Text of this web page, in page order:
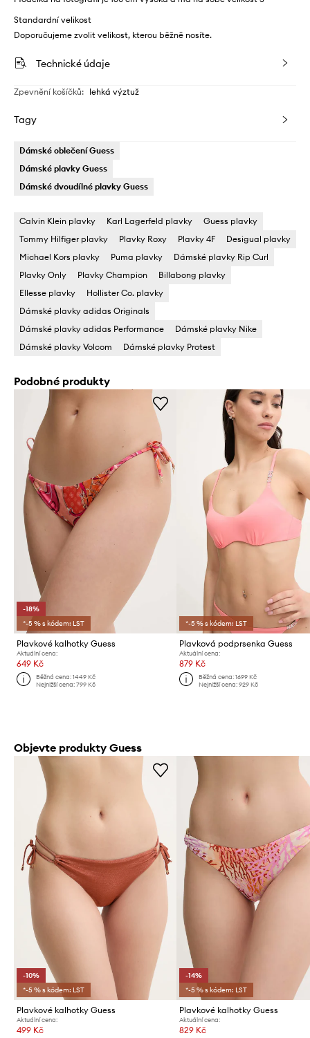
Standardní velikost
Doporučujeme zvolit velikost, kterou běžně nosíte.
Technické údaje
Zpevnění košíčků: lehká výztuž
Tagy
Dámské oblečení Guess
Dámské plavky Guess
Dámské dvoudílné plavky Guess
Calvin Klein plavky Karl Lagerfeld plavky
Guess plavky
Tommy Hilfiger plavky
Plavky Roxy Plavky 4F
Desigual plavky
Michael Kors plavky
Puma plavky
Dámské plavky Rip Curl
Plavky Only
Plavky Champion
Billabong plavky
Ellesse plavky
Hollister Co. plavky
Dámské plavky adidas Originals
Dámské plavky adidas Performance
Dámské plavky Nike
Dámské plavky Volcom
Dámské plavky Protest
Podobné produkty
-18%
*-5 % s kódem: LST
Plavkové kalhotky Guess
Aktuální cena:
649 Kč
Běžná cena:1449 Kč
Nejnižší cena:799 Kč
*-5 % s kódem: LST
Plavková podprsenka Guess
Aktuální cena:
879 Kč
Běžná cena: 1699 Kč
Nejnižší cena: 929 Kč
Objevte produkty Guess
-10%
*-5 % s kódem: LST
Plavkové kalhotky Guess
Aktuální cena:
499 Kč
-14%
*-5 % s kódem: LST
Plavkové kalhotky Guess
Aktuální cena:
829 Kč